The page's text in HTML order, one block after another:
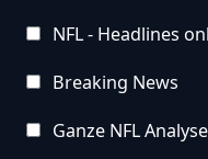
NFL - Headlines
Breaking News
Ganze NFL